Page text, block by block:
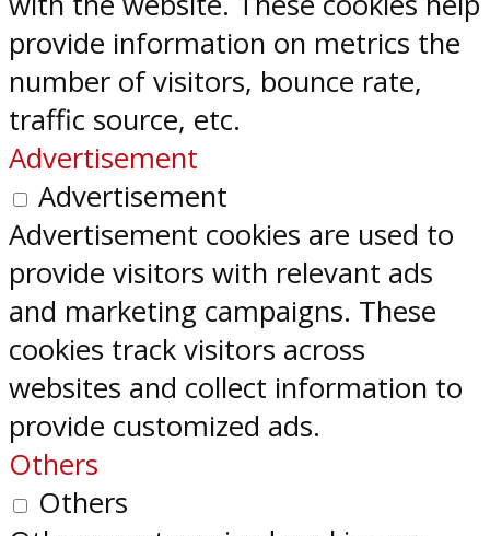
provide information on metrics the
number of visitors, bounce rate,
traffic source, etc.
Advertisement
Advertisement
Advertisement cookies are used to
provide visitors with relevant ads
and marketing campaigns. These
cookies track visitors across
websites and collect information to
provide customized ads.
Others
Others